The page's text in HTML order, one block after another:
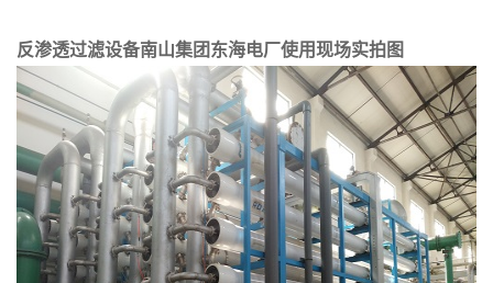
反渗透过滤设备南山集团东海电厂使用现场实拍图